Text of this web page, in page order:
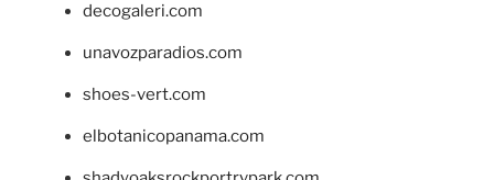
decogaleri.com
unavozparadios.com
shoes-vert.com
elbotanicopanama.com